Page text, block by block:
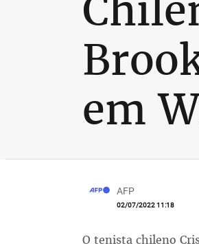
em
AFP
02/07/2022 11:18
O tenista chileno